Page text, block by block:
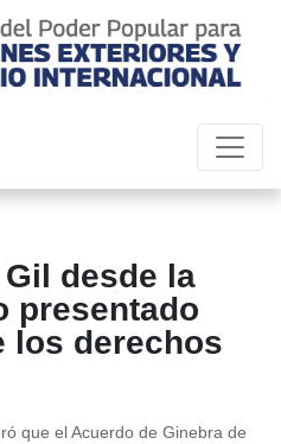
desde la
presentado
los derechos
que el Acuerdo de Ginebra de